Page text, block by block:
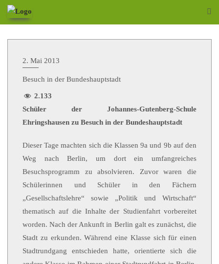
2. Mai 2013
Besuch in der Bundeshauptstadt
2.133
Schüler der Johannes-Gutenberg-Schule
Ehringshausen zu Besuch in der Bundeshauptstadt
Dieser Tage machten sich die Klassen 9a und 9b auf den
Weg nach Berlin, um dort ein umfangreiches
Besuchsprogramm zu absolvieren. Zuvor waren die
Schülerinnen und Schüler in den Fächern
„Gesellschaftslehre“ sowie „Politik und Wirtschaft“
thematisch auf die Inhalte der Studienfahrt vorbereitet
worden. Nach der Ankunft in Berlin galt es zunächst, die
Stadt zu erkunden. Während eine Klasse sich für einen
Stadtrundgang entschieden hatte, orientierte sich die